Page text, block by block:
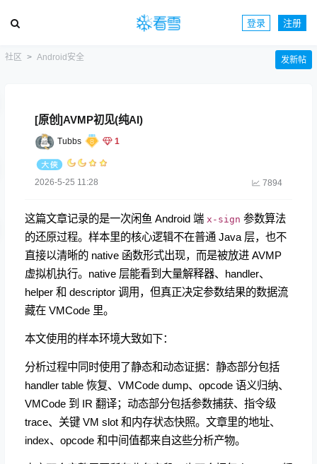
登录 注册
社区 Android安全 发新帖
[原创]AVMP初见(纯AI)
Tubbs 1
2026-5-25 11:28 7894
这篇文章记录的是一次闲鱼 Android 端 x-sign 参数算法
的还原过程。样本里的核心逻辑不在普通 Java 层，也不
直接以清晰的 native 函数形式出现，而是被放进 AVMP
虚拟机执行。native 层能看到大量解释器、handler、
helper 和 descriptor 调用，但真正决定参数结果的数据流
藏在 VMCode 里。
本文使用的样本环境大致如下：
分析过程中同时使用了静态和动态证据：静态部分包括
handler table 恢复、VMCode dump、opcode 语义归纳、
VMCode 到 IR 翻译；动态部分包括参数捕获、指令级
trace、关键 VM slot 和内存状态快照。文章里的地址、
index、opcode 和中间值都来自这些分析产物。